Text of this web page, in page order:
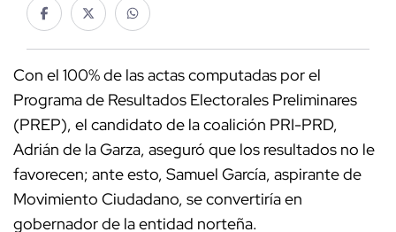
Con el 100% de las actas computadas por el
Programa de Resultados Electorales Preliminares
(PREP), el candidato de la coalición PRI-PRD,
Adrián de la Garza, aseguró que los resultados no le
favorecen; ante esto, Samuel García, aspirante de
Movimiento Ciudadano, se convertiría en
gobernador de la entidad norteña.